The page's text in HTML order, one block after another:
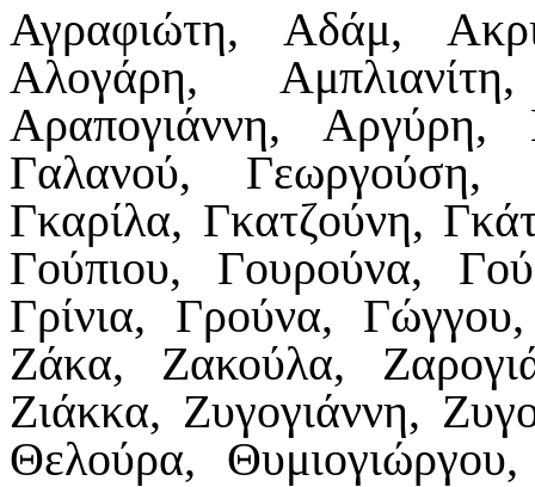
Αγραφιώτη, Αδάμ,
Αλογάρη,
Αραπογιάννη, Αργύρη,
Γαλανού, Γεωργούση,
Γκαρίλα, Γκατζούνη,
Γούπιου, Γουρούνα,
Γρίνια, Γρούνα,
Ζάκα, Ζακούλα,
Ζιάκκα, Ζυγογιάννη,
Θελούρα,